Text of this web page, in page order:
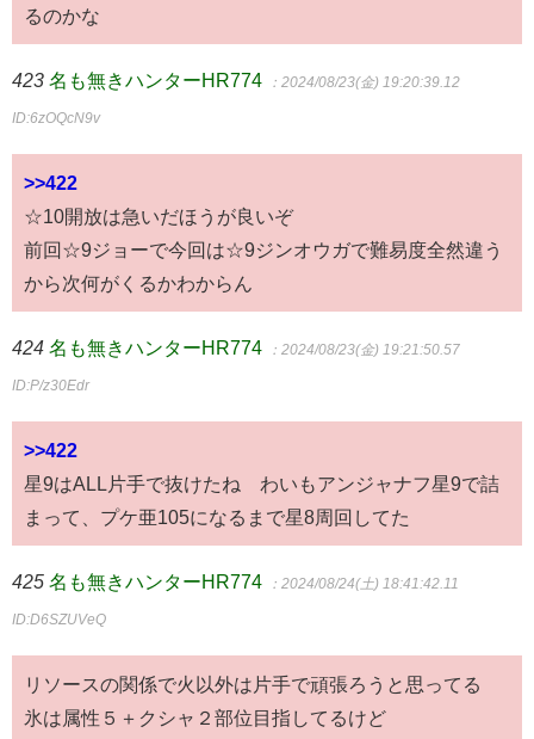
るのかな
423 名も無きハンターHR774 ：2024/08/23(金) 19:20:39.12
ID:6zOQcN9v
>>422
☆10開放は急いだほうが良いぞ
前回☆9ジョーで今回は☆9ジンオウガで難易度全然違う
から次何がくるかわからん
424 名も無きハンターHR774 ：2024/08/23(金) 19:21:50.57
ID:P/z30Edr
>>422
星9はALL片手で抜けたね わいもアンジャナフ星9で詰
まって、プケ亜105になるまで星8周回してた
425 名も無きハンターHR774 ：2024/08/24(土) 18:41:42.11
ID:D6SZUVeQ
リソースの関係で火以外は片手で頑張ろうと思ってる
氷は属性５＋クシャ２部位目指してるけど